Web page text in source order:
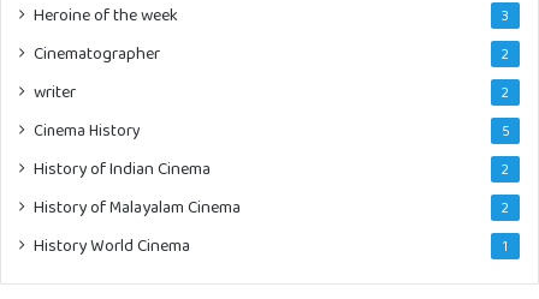
Heroine of the week 3
Cinematographer 2
writer 2
Cinema History 5
History of Indian Cinema 2
History of Malayalam Cinema 2
History World Cinema 1